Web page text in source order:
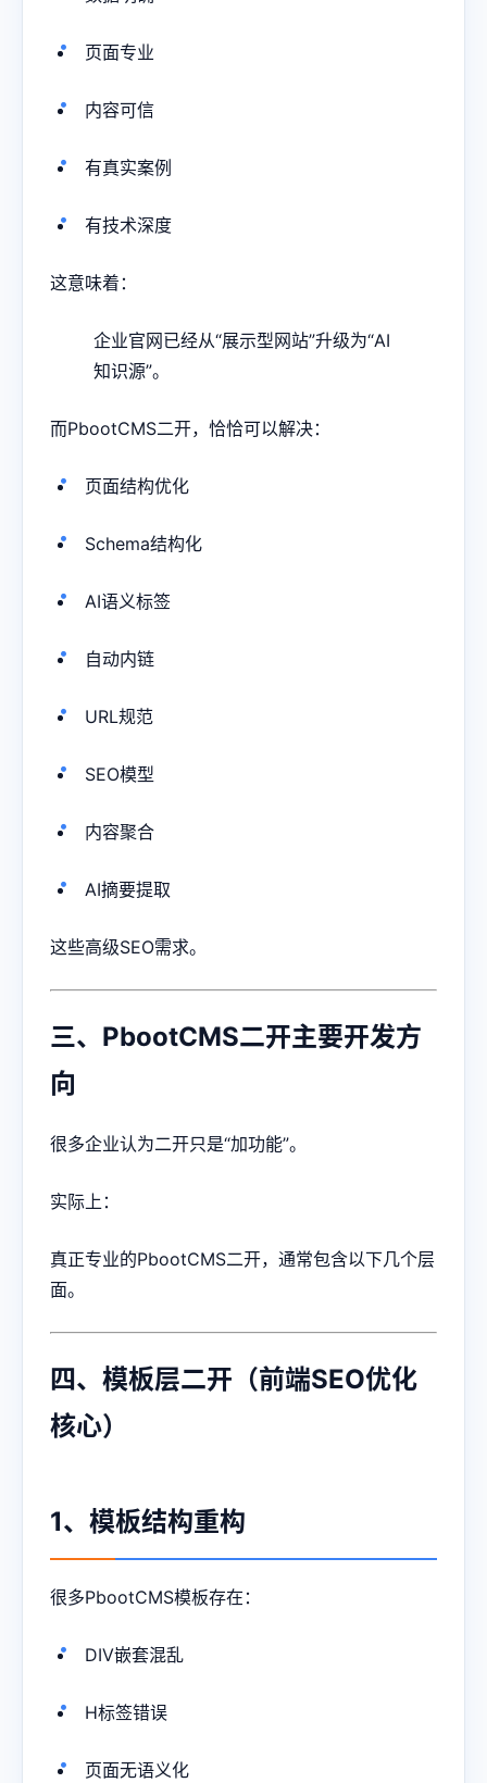
页面专业
内容可信
有真实案例
有技术深度
这意味着：
企业官网已经从“展示型网站”升级为“AI
知识源”。
而PbootCMS二开，恰恰可以解决：
页面结构优化
Schema结构化
AI语义标签
自动内链
URL规范
SEO模型
内容聚合
AI摘要提取
这些高级SEO需求。
三、PbootCMS二开主要开发方
向
很多企业认为二开只是“加功能”。
实际上：
真正专业的PbootCMS二开，通常包含以下几个层
面。
四、模板层二开（前端SEO优化
核心）
1、模板结构重构
很多PbootCMS模板存在：
DIV嵌套混乱
H标签错误
页面无语义化